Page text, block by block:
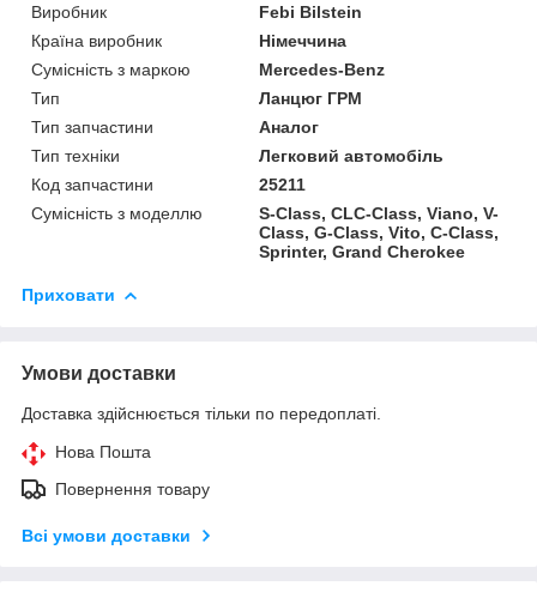
Виробник
Febi Bilstein
Країна виробник
Німеччина
Сумісність з маркою
Mercedes-Benz
Тип
Ланцюг ГРМ
Тип запчастини
Аналог
Тип техніки
Легковий автомобіль
Код запчастини
25211
Сумісність з моделлю
S-Class, CLC-Class, Viano, V-
Class, G-Class, Vito, C-Class,
Sprinter, Grand Cherokee
Приховати
Умови доставки
Доставка здійснюється тільки по передоплаті.
Нова Пошта
Повернення товару
Всі умови доставки